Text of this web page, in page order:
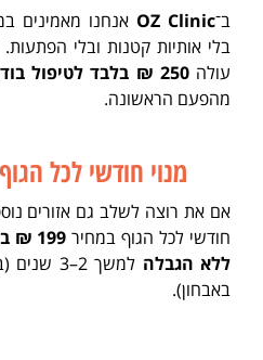
ב־OZ Clinic אנחנו מאמינים
בלי אותיות קטנות ובלי הפתעות.
עולה250 ₪ בלבד לטיפול בודד
מהפעם הראשונה.
מנוי חודשי לכל הגוף – 199 ₪
אם את רוצה לשלב גם אזורים
חודשי לכל הגוף במחיר 199 ₪ בלבד לחודש
ללא הגבלה
למשך
באבחון).